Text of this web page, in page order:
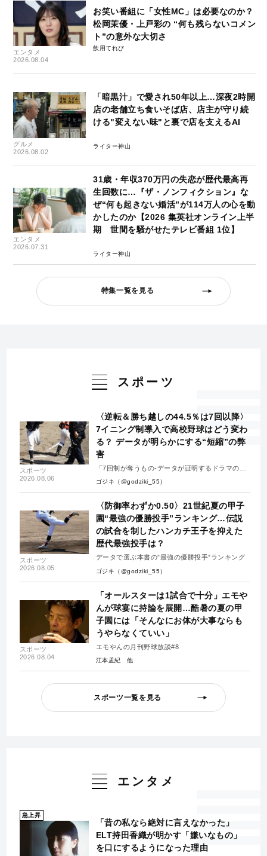
エンタメ
2026.08.04
お笑い番組に「女性MC」は必要なのか？
松岡茉優・上戸彩の “何も残らないコメン
ト”の意外な大切さ
飲用てれび
グルメ
2026.08.02
「暗黒汁」で愛され50年以上…深夜2時開
店の老舗立ち食いそば店、店主が守り続
ける"変えない味"と裏で店を支えるAI
ライター神山
エンタメ
2026.07.31
31歳・年収370万円の失恋が歴代最高再
生回数に…『ザ・ノンフィクション』な
ぜ“何も起きない婚活”が114万人の心を動
かしたのか【2026 集英社オンライン上半
期 世間を騒がせたテレビ番組 1位】
ライター神山
特集一覧を見る
スポーツ
スポーツ
2026.08.06
〈逆転＆勝ち越しの44.5％は7回以降〉
7イニング制導入で高校野球はどう変わ
る？ データが明らかにする“短縮”の弊
害
「7回制が奪うもの-データが証明するドラマの消
失-」
ゴジキ（@godziki_55）
スポーツ
2026.08.05
〈防御率わずか0.50〉21世紀夏の甲子
園“最強の優勝投手”ランキング…伝説
の試合を制したハンカチ王子を抑えた
歴代最強投手は？
データで選ぶ本書の”最強の優勝投手”ランキング
ゴジキ（@godziki_55）
スポーツ
2026.08.04
「オールスターは1試合で十分」エモや
んが球宴に持論を展開…酷暑の夏の甲
子園には「そんなにお体が大事ならも
うやらなくていい」
エモやんの月刊野球放談#8
江本孟紀
スポーツ一覧を見る
エンタメ
急上昇
「昔の私なら絶対に言えなかった」
ELT持田香織が明かす「嫌いなもの」
を口にするようになった理由